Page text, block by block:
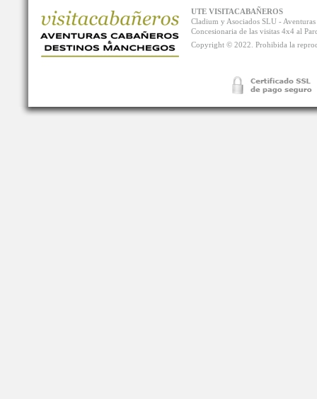
UTE VISITACABAÑEROS
Cladium y Asociados SLU -
Concesionaria de las visitas 4x4 al
Copyright © 2022. Prohibida la